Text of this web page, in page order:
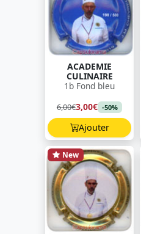
ACADEMIE
CULINAIRE
1b Fond bleu
6,00€3,00€ -50%
Ajouter
New